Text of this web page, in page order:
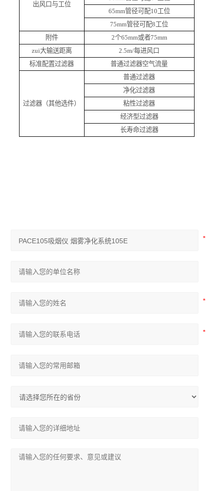
出风口与工位
65mm管径可配10工位
75mm管径可配8工位
附件
2个65mm或者75mm
zui大输送距离
2.5m/每进风口
标准配置过滤器
普通过滤器空气流量
过滤器（其他选件）
普通过滤器
净化过滤器
粘性过滤器
经济型过滤器
长寿命过滤器